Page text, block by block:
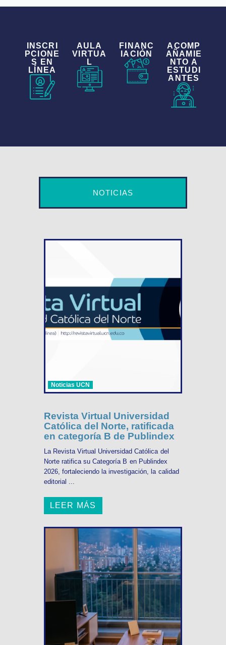
INSCRI
PCIONE
S EN
LÍNEA
AULA
VIRTUA
L
FINANC
IACIÓN
ACOMP
AÑAMIE
NTO A
ESTUDI
ANTES
NOTICIAS
Noticias UCN
Revista Virtual Universidad
Católica del Norte, ratificada
en categoría B de Publindex
La Revista Virtual Universidad Católica del
Norte ratifica su Categoría B en Publindex
2026, fortaleciendo la investigación, la calidad
editorial ...
LEER MÁS